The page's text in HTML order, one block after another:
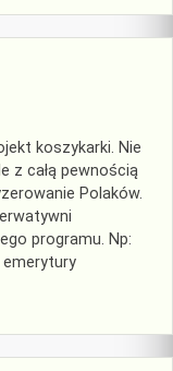
koszykarki. Nie
z całą pewnością
Polaków.
programu. Np:
emerytury